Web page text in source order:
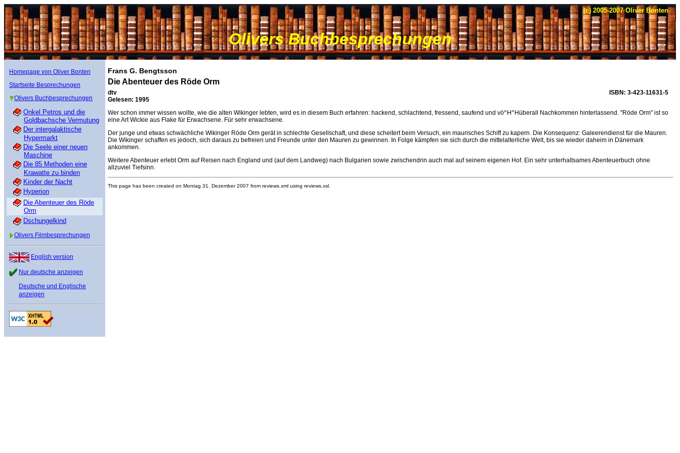
(c) 2005-2007 Oliver Bonten
Olivers Buchbesprechungen
Homepage von Oliver Bonten
Startseite Besprechungen
Olivers Buchbesprechungen
Onkel Petros und die
Goldbachsche Vermutung
Der intergalaktische
Hypermarkt
Die Seele einer neuen
Maschine
Die 85 Methoden eine
Krawatte zu binden
Kinder der Nacht
Hyperion
Die Abenteuer des Röde
Orm
Dschungelkind
Olivers Filmbesprechungen
English version
Nur deutsche anzeigen
Deutsche und Englische
anzeigen
Frans G. Bengtsson
Die Abenteuer des Röde Orm
dtv
ISBN: 3-423-11631-5
Gelesen: 1995
Wer schon immer wissen wollte, wie die alten Wikinger lebten, wird es in diesem Buch erfahren: hackend, schlachtend, fressend, saufend und vö^H^Hüberall Nachkommen hinterlassend. "Röde Orm" ist so
eine Art Wickie aus Flake für Erwachsene. Für sehr erwachsene.
Der junge und etwas schwächliche Wikinger Röde Orm gerät in schlechte Gesellschaft, und diese scheitert beim Versuch, ein maurisches Schiff zu kapern. Die Konsequenz: Galeerendienst für die Mauren.
Die Wikinger schaffen es jedoch, sich daraus zu befreien und Freunde unter den Mauren zu gewinnen. In Folge kämpfen sie sich durch die mittelalterliche Welt, bis sie wieder daheim in Dänemark
ankommen.
Weitere Abenteuer erlebt Orm auf Reisen nach England und (auf dem Landweg) nach Bulgarien sowie zwischendrin auch mal auf seinem eigenen Hof. Ein sehr unterhaltsames Abenteuerbuch ohne
allzuviel Tiefsinn.
This page has been created on Montag 31. Dezember 2007 from reviews.xml using reviews.xsl.